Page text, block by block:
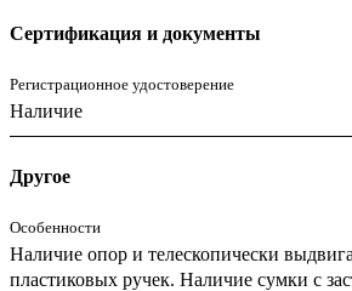
Сертификация и документы
Регистрационное удостоверение
Наличие
Другое
Особенности
Наличие опор и телескопически
пластиковых ручек. Наличие сумки с